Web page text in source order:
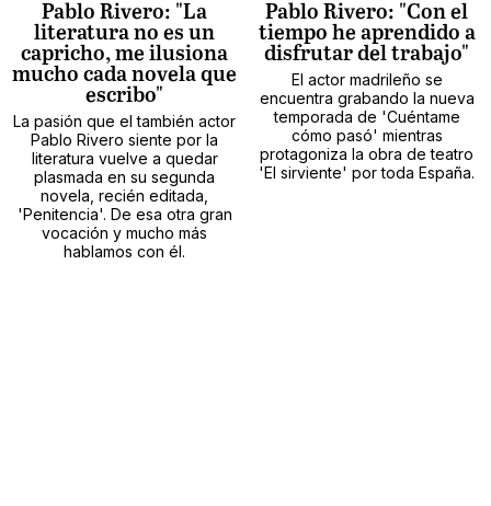
Pablo Rivero: "La
literatura no es un
capricho, me ilusiona
mucho cada novela que
escribo"
La pasión que el también actor
Pablo Rivero siente por la
literatura vuelve a quedar
plasmada en su segunda
novela, recién editada,
'Penitencia'. De esa otra gran
vocación y mucho más
hablamos con él.
Pablo Rivero: "Con el
tiempo he aprendido a
disfrutar del trabajo"
El actor madrileño se
encuentra grabando la nueva
temporada de 'Cuéntame
cómo pasó' mientras
protagoniza la obra de teatro
'El sirviente' por toda España.